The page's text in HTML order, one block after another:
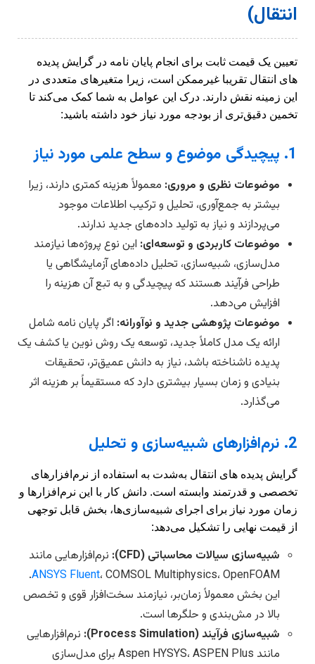
انتقال)
تعیین یک قیمت ثابت برای انجام پایان نامه در گرایش پدیده
های انتقال تقریبا غیرممکن است، زیرا متغیرهای متعددی در
این زمینه نقش دارند. درک این عوامل به شما کمک می‌کند تا
تخمین دقیق‌تری از بودجه مورد نیاز خود داشته باشید:
1. پیچیدگی موضوع و سطح علمی مورد نیاز
موضوعات نظری و مروری: معمولاً هزینه کمتری دارند، زیرا
بیشتر به جمع‌آوری، تحلیل و ترکیب اطلاعات موجود
می‌پردازند و نیاز به تولید داده‌های جدید ندارند.
موضوعات کاربردی و توسعه‌ای: این نوع پروژه‌ها نیازمند
مدل‌سازی، شبیه‌سازی، تحلیل داده‌های آزمایشگاهی یا
طراحی فرآیند هستند که پیچیدگی و به تبع آن هزینه را
افزایش می‌دهد.
موضوعات پژوهشی جدید و نوآورانه: اگر پایان نامه شامل
ارائه یک مدل کاملاً جدید، توسعه یک روش نوین یا کشف یک
پدیده ناشناخته باشد، نیاز به دانش عمیق‌تر، تحقیقات
بنیادی و زمان بسیار بیشتری دارد که مستقیماً بر هزینه اثر
می‌گذارد.
2. نرم‌افزارهای شبیه‌سازی و تحلیل
گرایش پدیده های انتقال به‌شدت به استفاده از نرم‌افزارهای
تخصصی و قدرتمند وابسته است. دانش کار با این نرم‌افزارها و
زمان مورد نیاز برای اجرای شبیه‌سازی‌ها، بخش قابل توجهی
از قیمت نهایی را تشکیل می‌دهد:
شبیه‌سازی سیالات محاسباتی (CFD):
نرم‌افزارهایی مانند
ANSYS Fluent، COMSOL Multiphysics، OpenFOAM.
این بخش معمولاً زمان‌بر، نیازمند سخت‌افزار قوی و تخصص
بالا در مش‌بندی و حلگرها است.
شبیه‌سازی فرآیند (Process Simulation):
نرم‌افزارهایی
مانند Aspen HYSYS، ASPEN Plus برای مدل‌سازی